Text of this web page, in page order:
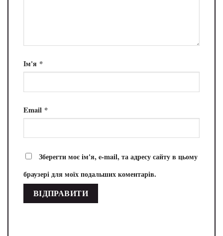
Ім'я *
Email *
Зберегти моє ім'я, e-mail, та адресу сайту в цьому
браузері для моїх подальших коментарів.